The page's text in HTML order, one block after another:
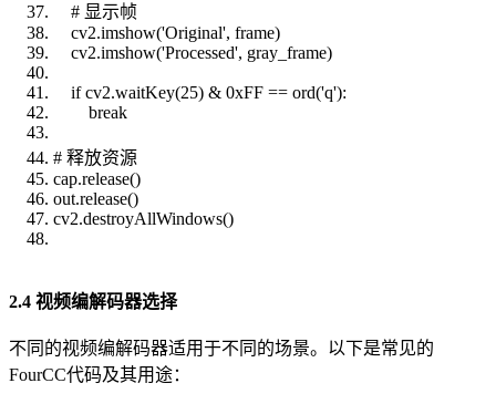
# 显示帧
cv2.imshow('Original', frame)
cv2.imshow('Processed', gray_frame)
if cv2.waitKey(25) & 0xFF == ord('q'):
break
# 释放资源
cap.release()
out.release()
cv2.destroyAllWindows()
2.4 视频编解码器选择
不同的视频编解码器适用于不同的场景。以下是常见的
FourCC代码及其用途：